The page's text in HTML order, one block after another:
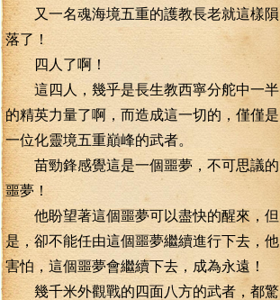
又一名魂海境五重的護教長老就這樣隕
落了！
四人了啊！
這四人，幾乎是長生教西寧分舵中一半
的精英力量了啊，而造成這一切的，僅僅是
一位化靈境五重巔峰的武者。
苗勁鋒感覺這是一個噩夢，不可思議的
噩夢！
他盼望著這個噩夢可以盡快的醒來，但
是，卻不能任由這個噩夢繼續進行下去，他
害怕，這個噩夢會繼續下去，成為永遠！
幾千米外觀戰的四面八方的武者，都驚